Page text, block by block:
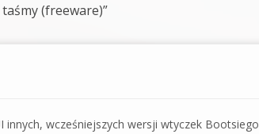
(freeware)”
innych, wcześniejszych wersji wtyczek Bootsiego